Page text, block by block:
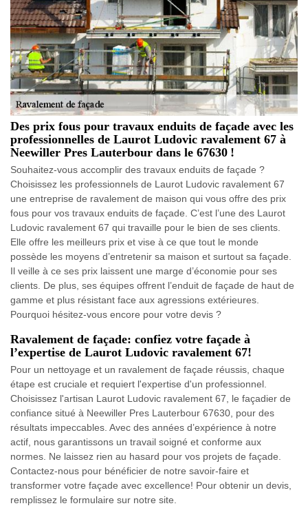
Des prix fous pour travaux enduits de façade avec les
professionnelles de Laurot Ludovic ravalement 67 à
Neewiller Pres Lauterbour dans le 67630 !
Souhaitez-vous accomplir des travaux enduits de façade ?
Choisissez les professionnels de Laurot Ludovic ravalement 67
une entreprise de ravalement de maison qui vous offre des prix
fous pour vos travaux enduits de façade. C’est l’une des Laurot
Ludovic ravalement 67 qui travaille pour le bien de ses clients.
Elle offre les meilleurs prix et vise à ce que tout le monde
possède les moyens d’entretenir sa maison et surtout sa façade.
Il veille à ce ses prix laissent une marge d’économie pour ses
clients. De plus, ses équipes offrent l’enduit de façade de haut de
gamme et plus résistant face aux agressions extérieures.
Pourquoi hésitez-vous encore pour votre devis ?
Ravalement de façade: confiez votre façade à
l’expertise de Laurot Ludovic ravalement 67!
Pour un nettoyage et un ravalement de façade réussis, chaque
étape est cruciale et requiert l'expertise d'un professionnel.
Choisissez l'artisan Laurot Ludovic ravalement 67, le façadier de
confiance situé à Neewiller Pres Lauterbour 67630, pour des
résultats impeccables. Avec des années d’expérience à notre
actif, nous garantissons un travail soigné et conforme aux
normes. Ne laissez rien au hasard pour vos projets de façade.
Contactez-nous pour bénéficier de notre savoir-faire et
transformer votre façade avec excellence! Pour obtenir un devis,
remplissez le formulaire sur notre site.